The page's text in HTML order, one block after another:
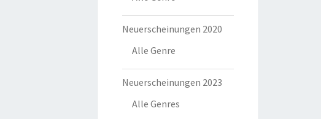
Neuerscheinungen 2020
Alle Genre
Neuerscheinungen 2023
Alle Genres